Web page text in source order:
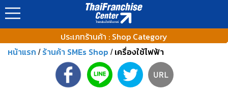
ประเภทร้านค้า : Shop Category
หน้าแรก / ร้านค้า SMEs Shop / เครื่องใช้ไฟฟ้า